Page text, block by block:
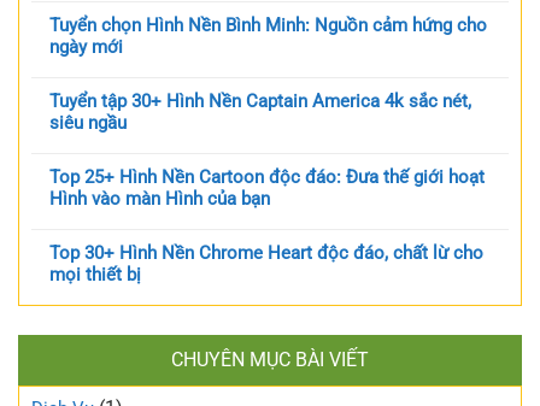
Tuyển chọn Hình Nền Bình Minh: Nguồn cảm hứng cho
ngày mới
Tuyển tập 30+ Hình Nền Captain America 4k sắc nét,
siêu ngầu
Top 25+ Hình Nền Cartoon độc đáo: Đưa thế giới hoạt
Hình vào màn Hình của bạn
Top 30+ Hình Nền Chrome Heart độc đáo, chất lừ cho
mọi thiết bị
CHUYÊN MỤC BÀI VIẾT